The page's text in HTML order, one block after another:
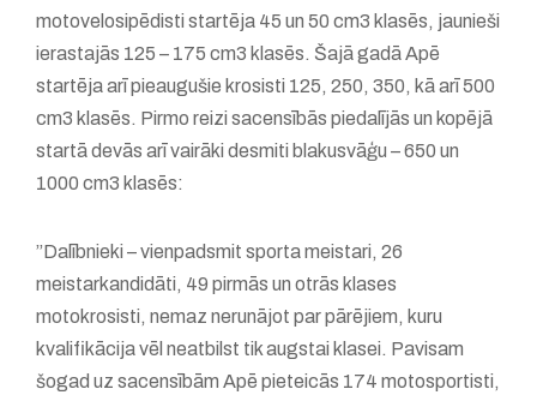
motovelosipēdisti startēja 45 un 50 cm3 klasēs, jaunieši
ierastajās 125 – 175 cm3 klasēs. Šajā gadā Apē
startēja arī pieaugušie krosisti 125, 250, 350, kā arī 500
cm3 klasēs. Pirmo reizi sacensībās piedalījās un kopējā
startā devās arī vairāki desmiti blakusvāģu – 650 un
1000 cm3 klasēs:
”Dalībnieki – vienpadsmit sporta meistari, 26
meistarkandidāti, 49 pirmās un otrās klases
motokrosisti, nemaz nerunājot par pārējiem, kuru
kvalifikācija vēl neatbilst tik augstai klasei. Pavisam
šogad uz sacensībām Apē pieteicās 174 motosportisti,